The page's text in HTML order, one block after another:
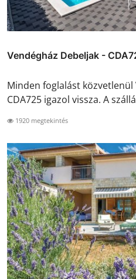
Vendégház Debeljak -
Minden foglalást közvetlenül
CDA725 igazol vissza. A
1920 megtekintés